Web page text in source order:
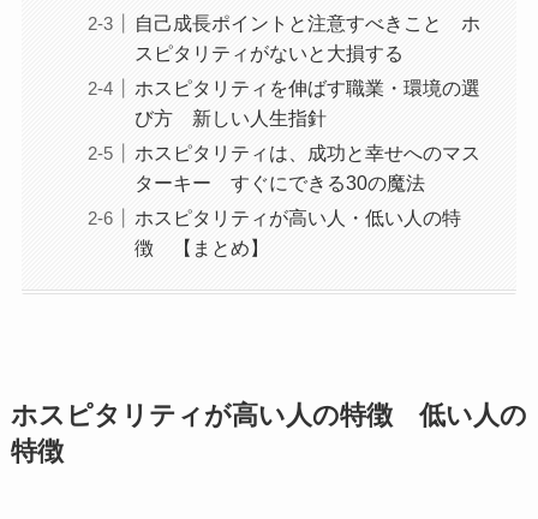
自己成長ポイントと注意すべきこと ホ
スピタリティがないと大損する
ホスピタリティを伸ばす職業・環境の選
び方 新しい人生指針
ホスピタリティは、成功と幸せへのマス
ターキー すぐにできる30の魔法
ホスピタリティが高い人・低い人の特
徴 【まとめ】
ホスピタリティが高い人の特徴 低い人の
特徴